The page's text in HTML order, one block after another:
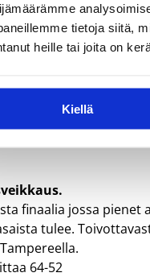
tietoja siitä,
heille tai joita on
Kiellä
suunnitelmat
ainakin jossain
vuoden päästä
finaalia jossa
tulee.
64-52